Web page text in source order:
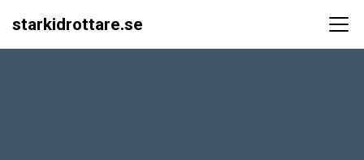
Main Navigation
starkidrottare.se